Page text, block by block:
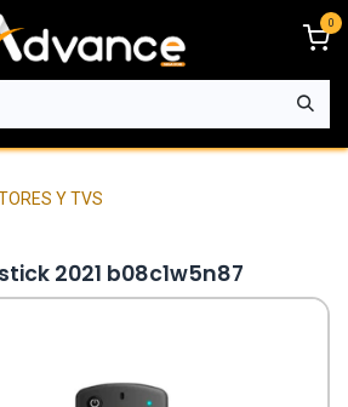
0
Y TVS
2021 b08c1w5n87